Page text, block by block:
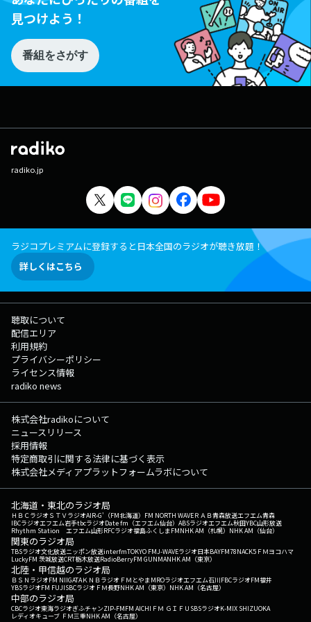
見つけよう！
番組をさがす
radiko.jp
ラジコプレミアムに登録すると日本全国のラジオが聴き放題！
詳しくはこちら
聴取について
配信エリア
利用規約
プライバシーポリシー
ライセンス情報
radiko news
株式会社radikoについて
ニュースリリース
採用情報
特定商取引に関する法律に基づく表示
株式会社メディアプラットフォームラボについて
北海道・東北のラジオ局
ＨＢＣラジオＳＴＶラジオAIR-G'（FM北海道） FM NORTH WAVEＲＡＢ青森放送エフエム青森
IBCラジオエフエム岩手tbcラジオDate fm（エフエム仙台） ABSラジオエフエム秋田YBC山形放送
Rhythm Station エフエム山形RFCラジオ福島ふくしまFMNHK AM（札幌） NHK AM（仙台）
関東のラジオ局
TBSラジオ文化放送ニッポン放送interfmTOKYO FMJ-WAVEラジオ日本BAYFM78NACK5 ＦＭヨコハマ
LuckyFM 茨城放送CRT栃木放送RadioBerryFM GUNMANHK AM（東京）
北陸・甲信越のラジオ局
ＢＳＮラジオFM NIIGATAＫＮＢラジオ ＦＭとやまMROラジオエフエム石川FBCラジオFM福井
YBSラジオFM FUJISBCラジオ ＦＭ長野NHK AM（東京） NHK AM（名古屋）
中部のラジオ局
CBCラジオ東海ラジオぎふチャンZIP-FMFM AICHI ＦＭ ＧＩＦＵ SBSラジオK-MIX SHIZUOKA
レディオキューブ ＦＭ三重NHK AM（名古屋）